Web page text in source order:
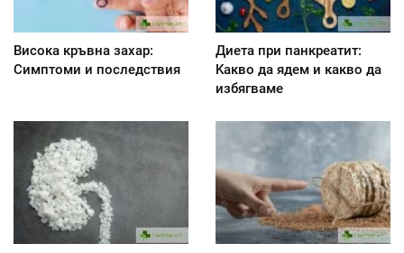
Висока кръвна захар:
Симптоми и последствия
Диета при панкреатит:
Kакво да ядем и какво да
избягваме